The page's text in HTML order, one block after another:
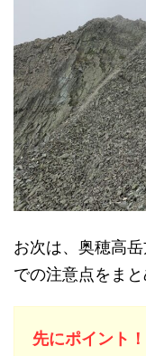
お次は、奥穂高
での注意点をまと
先にポイント！